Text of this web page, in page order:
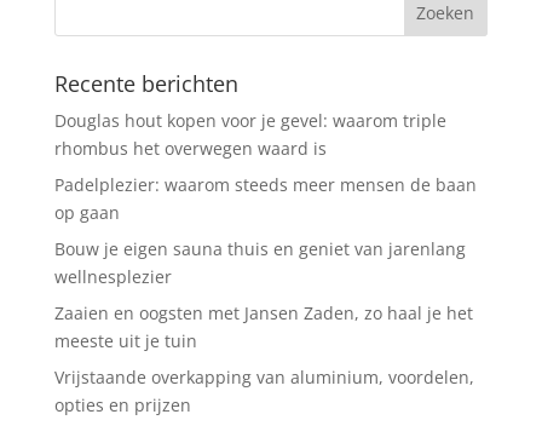
Recente berichten
Douglas hout kopen voor je gevel: waarom triple
rhombus het overwegen waard is
Padelplezier: waarom steeds meer mensen de baan
op gaan
Bouw je eigen sauna thuis en geniet van jarenlang
wellnesplezier
Zaaien en oogsten met Jansen Zaden, zo haal je het
meeste uit je tuin
Vrijstaande overkapping van aluminium, voordelen,
opties en prijzen